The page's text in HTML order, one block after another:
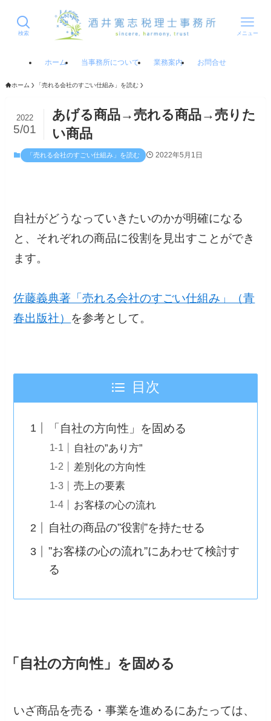
検索 メニュー
ホーム 当事務所について 業務案内 お問合せ
ホーム 「売れる会社のすごい仕組み」を読む
あげる商品→売れる商品→売りた
い商品
2022
5/01
「売れる会社のすごい仕組み」を読む 2022年5月1日
自社がどうなっていきたいのかが明確になる
と、それぞれの商品に役割を見出すことができ
ます。
佐藤義典著「売れる会社のすごい仕組み」（青
春出版社） を参考として。
目次
「自社の方向性」を固める
自社の”あり方”
差別化の方向性
売上の要素
お客様の心の流れ
自社の商品の”役割”を持たせる
”お客様の心の流れ”にあわせて検討す
る
「自社の方向性」を固める
いざ商品を売る・事業を進めるにあたっては、